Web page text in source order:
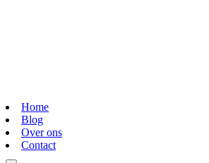
Home
Blog
Over ons
Contact